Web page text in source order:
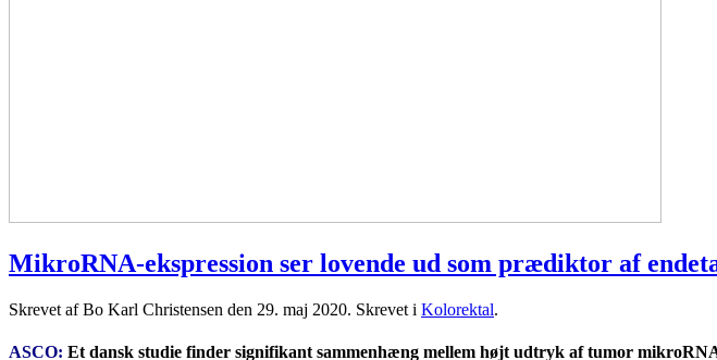
MikroRNA-ekspression ser lovende ud som prædiktor af
Skrevet af Bo Karl Christensen den 29. maj 2020. Skrevet i Kolorektal.
ASCO: Et dansk studie finder signifikant sammenhæng mellem højt udtryk af tumor